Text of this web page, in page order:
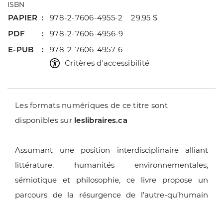
ISBN
PAPIER
978-2-7606-4955-2 29,95 $
PDF
978-2-7606-4956-9
E-PUB
978-2-7606-4957-6
Critères d'accessibilité
Les formats numériques de ce titre sont
disponibles sur leslibraires.ca
Assumant une position interdisciplinaire alliant
littérature, humanités environnementales,
sémiotique et philosophie, ce livre propose un
parcours de la résurgence de l’autre-qu’humain